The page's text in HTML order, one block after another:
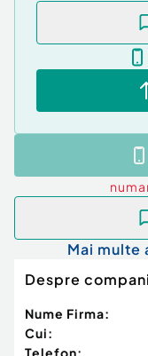
Mai multe
Despre
Nume Firma:
Cui:
Telefon: